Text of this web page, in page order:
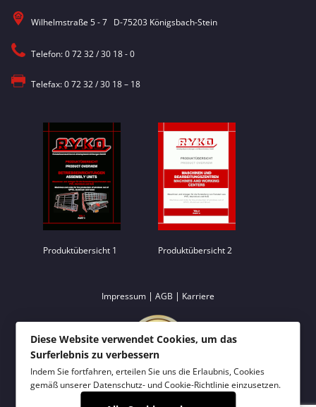
Wilhelmstraße 5 - 7 D-75203 Königsbach-Stein
Telefon: 0 72 32 / 30 18 - 0
Telefax: 0 72 32 / 30 18 – 18
Produktübersicht 1 Produktübersicht 2
Impressum | AGB | Karriere
Diese Website verwendet Cookies, um das
Surferlebnis zu verbessern
Indem Sie fortfahren, erteilen Sie uns die Erlaubnis, Cookies
gemäß unserer Datenschutz- und Cookie-Richtlinie einzusetzen.